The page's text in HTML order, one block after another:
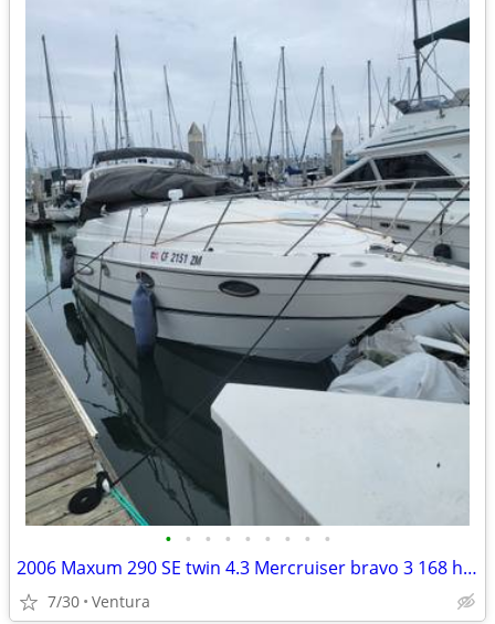
• • • • • • • • •
2006 Maxum 290 SE twin 4.3 Mercruiser bravo 3 168 hours on both
7/30 Ventura